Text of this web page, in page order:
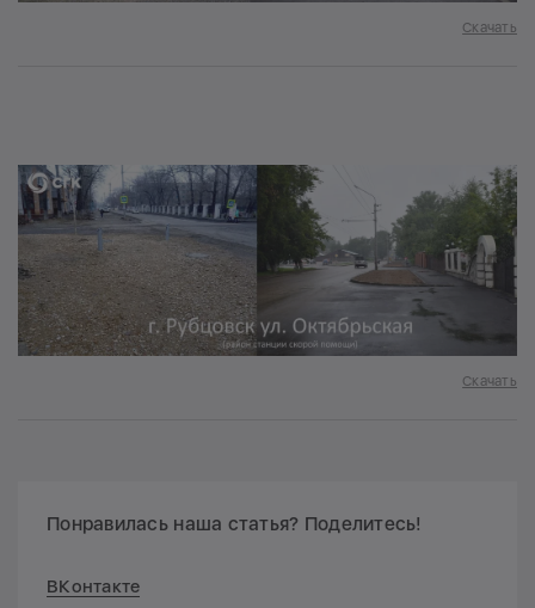
Скачать
Скачать
Понравилась наша статья? Поделитесь!
ВКонтакте